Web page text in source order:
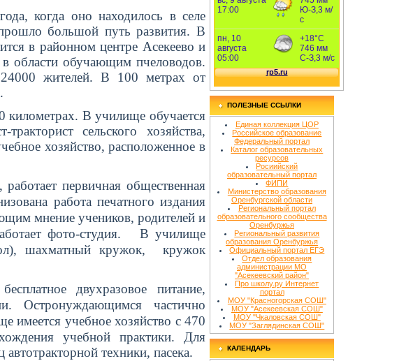
оно находилось в селе
большой путь развития. В
в районном центре Асекеево и
области обучающим пчеловодов.
24000 жителей. В 100 метрах от
километрах. В училище обучается
сельского хозяйства,
хозяйство, расположенное в
первичная общественная
работа печатного издания
мнение учеников, родителей и
фото-студия. В училище
шахматный кружок,
кружок
двухразовое питание,
Остронуждающимся частично
имеется учебное хозяйство с 470
учебной практики. Для
техники, пасека.
ПОЛЕЗНЫЕ ССЫЛКИ
Единая коллекция ЦОР
Российское образование
Федеральный портал
Каталог образовательных
ресурсов
Росиийский
образовательный портал
ФИПИ
Министерство образования
Оренбургской области
Региональный портал
образовательного сообщества
Оренбуржья
Региональный развития
образования Оренбуржья
Официальный портал ЕГЭ
Отдел образования
администрации МО
"Асекеевский район"
Про школу.ру Интернет
портал
МОУ "Красногорская СОШ"
МОУ "Асекеевская СОШ"
МОУ "Чкаловская СОШ"
МОУ "Заглядинская СОШ"
КАЛЕНДАРЬ